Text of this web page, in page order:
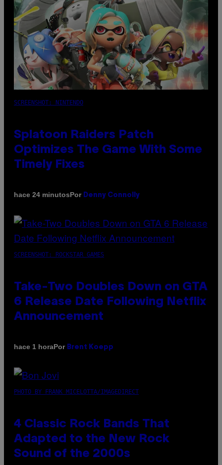
SCREENSHOT: NINTENDO
Splatoon Raiders Patch
Optimizes The Game With Some
Timely Fixes
hace 24 minutosPor Denny Connolly
SCREENSHOT: ROCKSTAR GAMES
Take-Two Doubles Down on GTA
6 Release Date Following Netflix
Announcement
hace 1 horaPor Brent Koepp
PHOTO BY FRANK MICELOTTA/IMAGEDIRECT
4 Classic Rock Bands That
Adapted to the New Rock
Sound of the 2000s